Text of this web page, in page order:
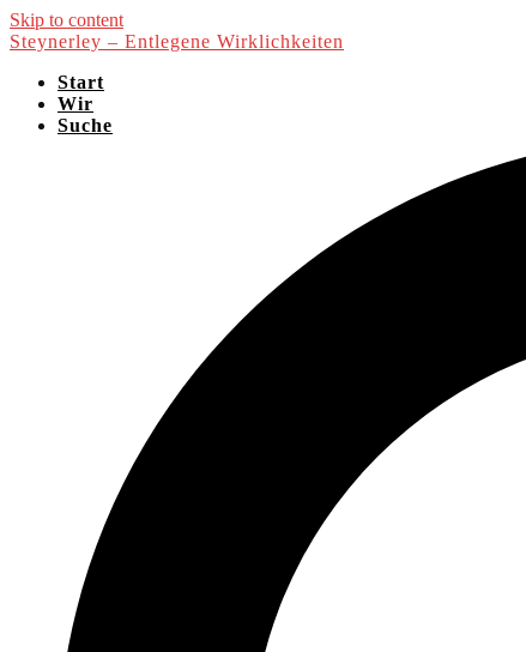
Skip to content
Steynerley – Entlegene Wirklichkeiten
Start
Wir
Suche